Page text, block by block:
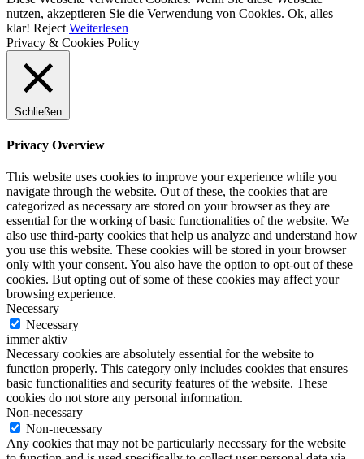
nutzen, akzeptieren Sie die Verwendung von Cookies. Ok, alles
klar! Reject Weiterlesen
Privacy & Cookies Policy
Schließen
Privacy Overview
This website uses cookies to improve your experience while you
navigate through the website. Out of these, the cookies that are
categorized as necessary are stored on your browser as they are
essential for the working of basic functionalities of the website. We
also use third-party cookies that help us analyze and understand how
you use this website. These cookies will be stored in your browser
only with your consent. You also have the option to opt-out of these
cookies. But opting out of some of these cookies may affect your
browsing experience.
Necessary
Necessary
immer aktiv
Necessary cookies are absolutely essential for the website to
function properly. This category only includes cookies that ensures
basic functionalities and security features of the website. These
cookies do not store any personal information.
Non-necessary
Non-necessary
Any cookies that may not be particularly necessary for the website